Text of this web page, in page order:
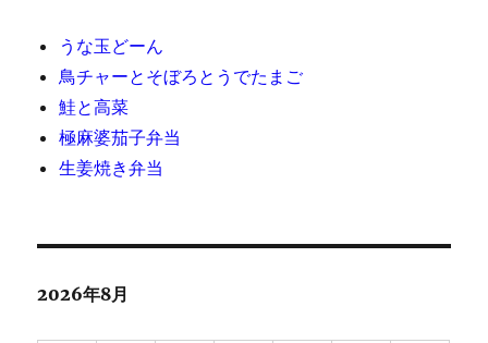
うな玉どーん
鳥チャーとそぼろとうでたまご
鮭と高菜
極麻婆茄子弁当
生姜焼き弁当
2026年8月